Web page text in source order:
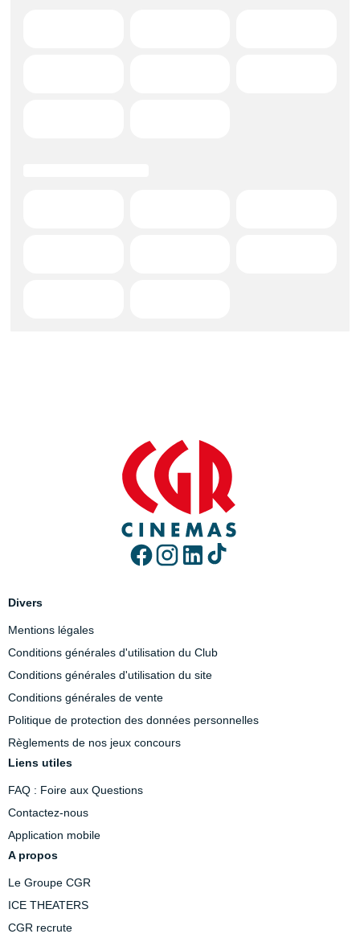
Divers
Mentions légales
Conditions générales d'utilisation du Club
Conditions générales d'utilisation du site
Conditions générales de vente
Politique de protection des données personnelles
Règlements de nos jeux concours
Liens utiles
FAQ : Foire aux Questions
Contactez-nous
Application mobile
A propos
Le Groupe CGR
ICE THEATERS
CGR recrute